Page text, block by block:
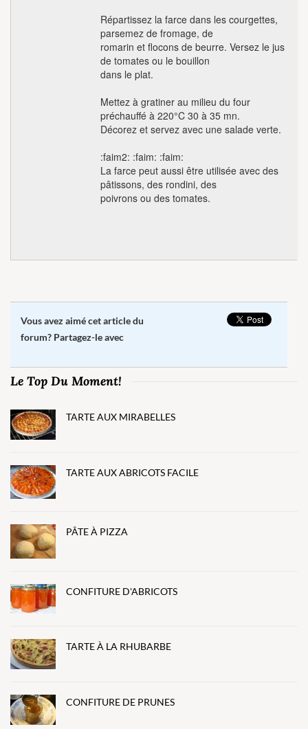
Répartissez la farce dans les courgettes,
parsemez de fromage, de
romarin et flocons de beurre. Versez le jus
de tomates ou le bouillon
dans le plat.
Mettez à gratiner au milieu du four
préchauffé à 220°C 30 à 35 mn.
Décorez et servez avec une salade verte.
:faim2: :faim: :faim:
La farce peut aussi être utilisée avec des
pâtissons, des rondini, des
poivrons ou des tomates.
Vous avez aimé cet article du
forum? Partagez-le avec
Le Top Du Moment!
TARTE AUX MIRABELLES
TARTE AUX ABRICOTS FACILE
PÂTE À PIZZA
CONFITURE D'ABRICOTS
TARTE À LA RHUBARBE
CONFITURE DE PRUNES